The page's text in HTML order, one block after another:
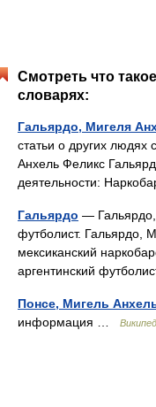
Смотреть что
словарях:
Гальярдо, Мигеля
статьи о других
Анхель Феликс
деятельности:
Гальярдо — Гальярдо,
футболист. Гальярдо,
мексиканский
аргентинский
Понсе, Мигель
информация …